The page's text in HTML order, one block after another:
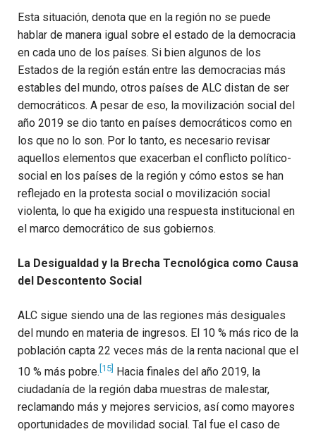
Esta situación, denota que en la región no se puede
hablar de manera igual sobre el estado de la democracia
en cada uno de los países. Si bien algunos de los
Estados de la región están entre las democracias más
estables del mundo, otros países de ALC distan de ser
democráticos. A pesar de eso, la movilización social del
año 2019 se dio tanto en países democráticos como en
los que no lo son. Por lo tanto, es necesario revisar
aquellos elementos que exacerban el conflicto político-
social en los países de la región y cómo estos se han
reflejado en la protesta social o movilización social
violenta, lo que ha exigido una respuesta institucional en
el marco democrático de sus gobiernos.
La Desigualdad y la Brecha Tecnológica como Causa
del Descontento Social
ALC sigue siendo una de las regiones más desiguales
del mundo en materia de ingresos. El 10 % más rico de la
población capta 22 veces más de la renta nacional que el
10 % más pobre. [15]
Hacia finales del año 2019, la
ciudadanía de la región daba muestras de malestar,
reclamando más y mejores servicios, así como mayores
oportunidades de movilidad social. Tal fue el caso de